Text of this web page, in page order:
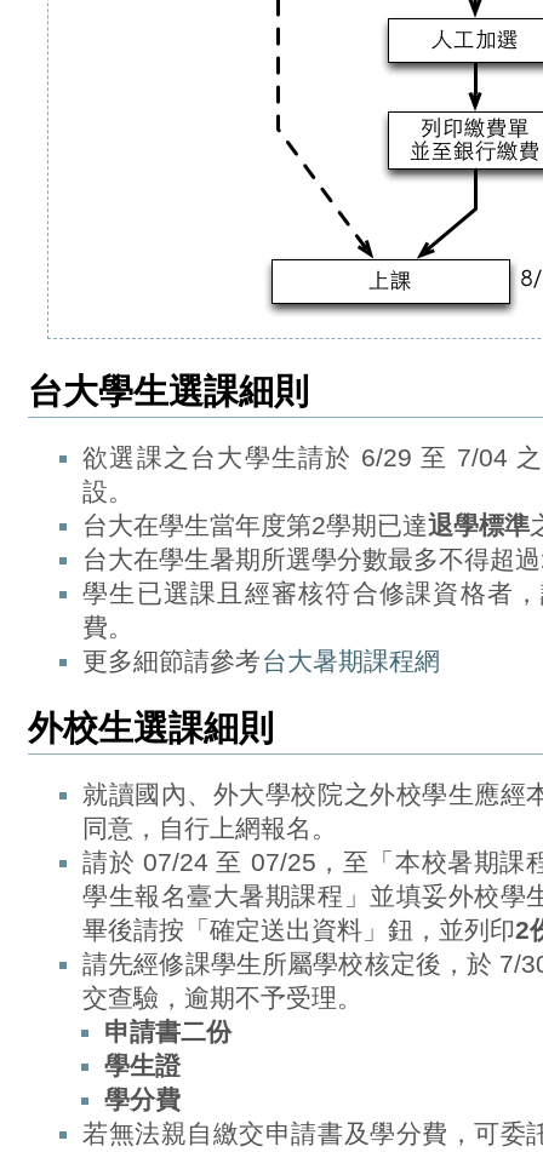
台大學生選課細則
欲選課之台大學生請於 6/29 至 7/04
設。
台大在學生當年度第2學期已達退學標準
台大在學生暑期所選學分數最多不得超過
學生已選課且經審核符合修課資格者
費。
更多細節請參考台大暑期課程網
外校生選課細則
就讀國內、外大學校院之外校學生應經
同意，自行上網報名。
請於 07/24 至 07/25，至「本校暑期課
學生報名臺大暑期課程」並填妥外校學
畢後請按「確定送出資料」鈕，並列印2
請先經修課學生所屬學校核定後，於 7/
交查驗，逾期不予受理。
申請書二份
學生證
學分費
若無法親自繳交申請書及學分費，可委